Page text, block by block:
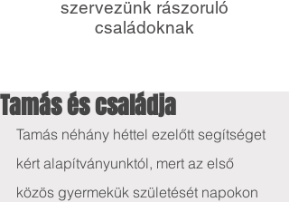
szervezünk rászoruló
családoknak
Tamás és családja
Tamás néhány héttel ezelőtt segítséget
kért alapítványunktól, mert az első
közös gyermekük születését napokon